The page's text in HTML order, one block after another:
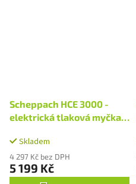
Scheppach HCE 3000 -
elektrická tlaková myčka
Skladem
4 297 Kč bez DPH
5 199 Kč